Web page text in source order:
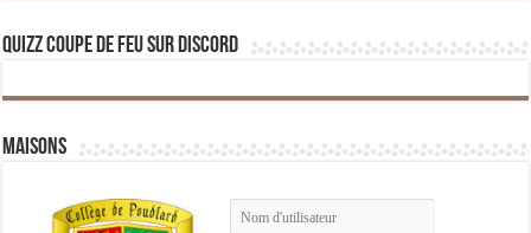
Quizz Coupe de Feu sur Discord
Maisons